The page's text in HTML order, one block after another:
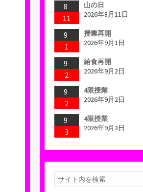
8
11
山の日
2026年8月11日
9
1
授業再開
2026年9月1日
9
2
給食再開
2026年9月2日
9
2
4限授業
2026年9月2日
9
3
4限授業
2026年9月3日
検
索